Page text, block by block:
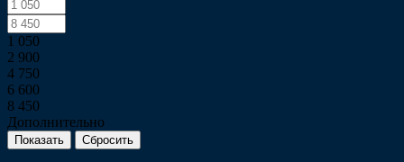
1 050
2 900
4 750
6 600
8 450
Дополнительно
Сбросить